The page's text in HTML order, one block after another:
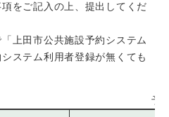
をご記入の上、提出してくだ
上田市公共施設予約システム
ステム利用者登録が無くても
予